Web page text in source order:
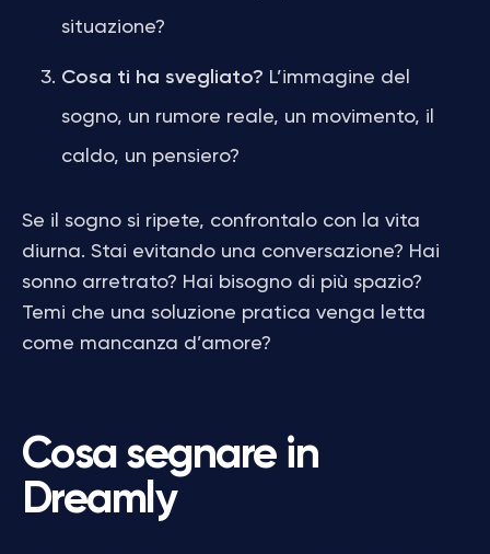
situazione?
Cosa ti ha svegliato? L’immagine del
sogno, un rumore reale, un movimento, il
caldo, un pensiero?
Se il sogno si ripete, confrontalo con la vita
diurna. Stai evitando una conversazione? Hai
sonno arretrato? Hai bisogno di più spazio?
Temi che una soluzione pratica venga letta
come mancanza d’amore?
Cosa segnare in
Dreamly